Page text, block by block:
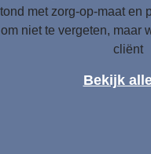
met zorg-op-maat en
om niet te vergeten, maar
cliënt
Bekijk